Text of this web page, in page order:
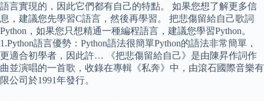
語言實現的，因此它們都有自己的特點。 如果您想了解更多信
息，建議您先學習C語言，然後再學習。 把悲傷留給自己歌詞
Python，如果您只想精通一種編程語言，建議您學習Python。
1.Python語言優勢：Python語法很簡單Python的語法非常簡單，
更適合初學者，因此許… 《把悲傷留給自己》是由陳昇作詞作
曲並演唱的一首歌，收錄在專輯《私奔》中，由滾石國際音樂有
限公司於1991年發行。